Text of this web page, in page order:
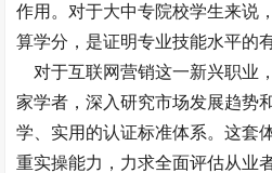
作用。对于大中专院校学生来说
算学分，是证明专业技能水平的
对于互联网营销这一新兴职业
家学者，深入研究市场发展趋势
学、实用的认证标准体系。这套
重实操能力，力求全面评估从业